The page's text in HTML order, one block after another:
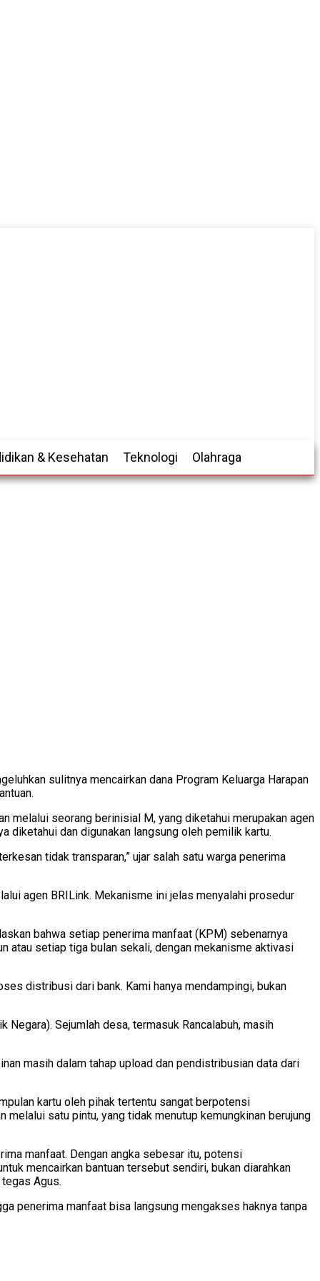
& Kesehatan Teknologi Olahraga
sulitnya mencairkan dana Program Keluarga Harapan
melalui seorang berinisial M, yang diketahui merupakan agen
diketahui dan digunakan langsung oleh pemilik kartu.
tidak transparan,” ujar salah satu warga penerima
agen BRILink. Mekanisme ini jelas menyalahi prosedur
bahwa setiap penerima manfaat (KPM) sebenarnya
atau setiap tiga bulan sekali, dengan mekanisme aktivasi
distribusi dari bank. Kami hanya mendampingi, bukan
Sejumlah desa, termasuk Rancalabuh, masih
masih dalam tahap upload dan pendistribusian data dari
kartu oleh pihak tertentu sangat berpotensi
melalui satu pintu, yang tidak menutup kemungkinan berujung
manfaat. Dengan angka sebesar itu, potensi
mencairkan bantuan tersebut sendiri, bukan diarahkan
Agus.
penerima manfaat bisa langsung mengakses haknya tanpa